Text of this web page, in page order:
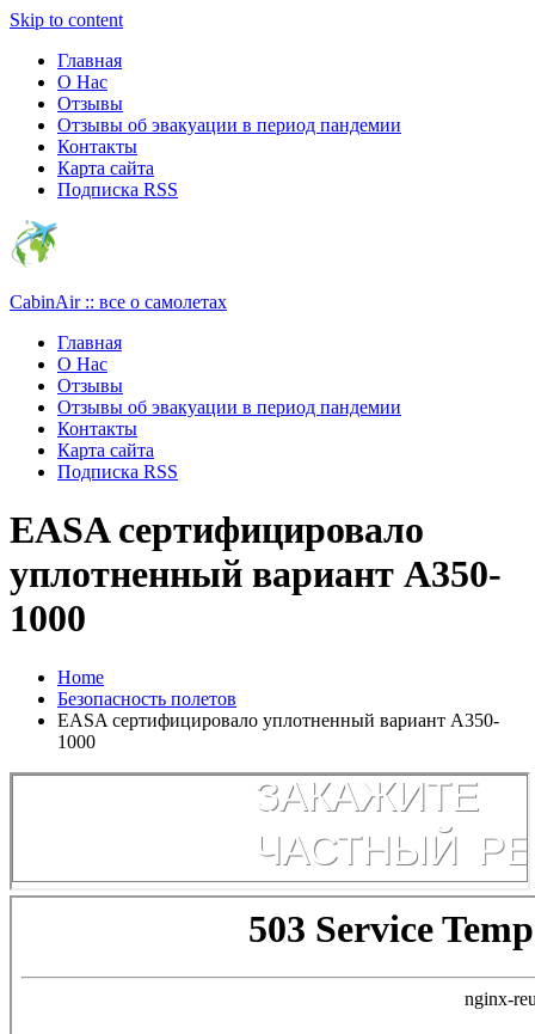
Skip to content
Главная
О Нас
Отзывы
Отзывы об эвакуации в период пандемии
Контакты
Карта сайта
Подписка RSS
CabinAir :: все о самолетах
Главная
О Нас
Отзывы
Отзывы об эвакуации в период пандемии
Контакты
Карта сайта
Подписка RSS
EASA сертифицировало
уплотненный вариант А350-
1000
Home
Безопасность полетов
EASA сертифицировало уплотненный вариант А350-
1000